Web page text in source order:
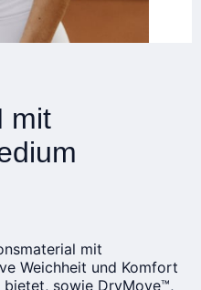
mit
mit
Weichheit und Komfort
sowie DryMove™,